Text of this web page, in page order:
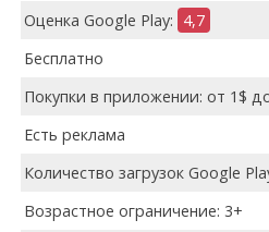
Оценка Google Play: 4,7
Бесплатно
Покупки в приложении: от 1$
Есть реклама
Количество загрузок Google
Возрастное ограничение: 3+